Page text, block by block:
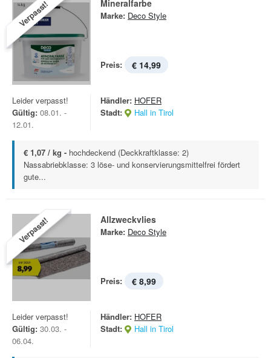
Verpasst! Mineralfarbe
Marke: Deco Style
Preis: € 14,99
Leider verpasst!
Gültig: 08.01. -
12.01.
Händler: HOFER
Stadt:
Hall in Tirol
€ 1,07 / kg - hochdeckend (Deckkraftklasse: 2)
Nassabriebklasse: 3 löse- und konservierungsmittelfrei fördert
gute...
Verpasst! Allzweckvlies
Marke: Deco Style
Preis: € 8,99
Leider verpasst!
Gültig: 30.03. -
06.04.
Händler: HOFER
Stadt:
Hall in Tirol